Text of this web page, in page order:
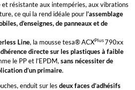
résistante aux intempéries, aux vibrations
ce qui la rend idéale pour l’assemblage
d’enseignes, de panneaux et de
Line, la mousse tesa® ACXPlus790xx
directe sur les plastiques à faible
le PP et l’EPDM,sans nécessiter de
d’un primaire.
enduit sur les deux faces d’adhésifs